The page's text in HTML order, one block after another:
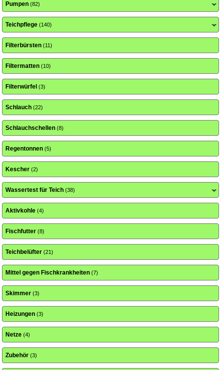
Pumpen (82)
Teichpflege (140)
Filterbürsten (11)
Filtermatten (10)
Filterwürfel (3)
Schlauch (22)
Schlauchschellen (8)
Regentonnen (5)
Kescher (2)
Wassertest für Teich (38)
Aktivkohle (4)
Fischfutter (8)
Teichbelüfter (21)
Mittel gegen Fischkrankheiten (7)
Skimmer (3)
Heizungen (3)
Netze (4)
Zubehör (3)